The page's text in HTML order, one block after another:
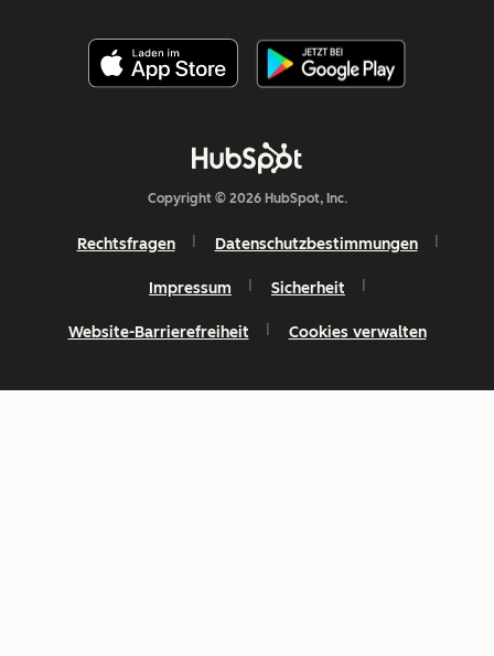
Copyright © 2026 HubSpot, Inc.
Rechtsfragen Datenschutzbestimmungen
Impressum Sicherheit
Website-Barrierefreiheit Cookies verwalten